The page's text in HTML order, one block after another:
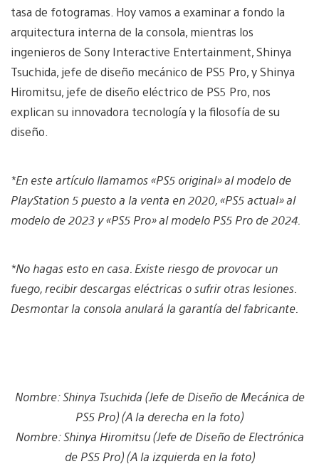
tasa de fotogramas. Hoy vamos a examinar a fondo la
arquitectura interna de la consola, mientras los
ingenieros de Sony Interactive Entertainment, Shinya
Tsuchida, jefe de diseño mecánico de PS5 Pro, y Shinya
Hiromitsu, jefe de diseño eléctrico de PS5 Pro, nos
explican su innovadora tecnología y la filosofía de su
diseño.
*En este artículo llamamos «PS5 original» al modelo de
PlayStation 5 puesto a la venta en 2020, «PS5 actual» al
modelo de 2023 y «PS5 Pro» al modelo PS5 Pro de 2024.
*No hagas esto en casa. Existe riesgo de provocar un
fuego, recibir descargas eléctricas o sufrir otras lesiones.
Desmontar la consola anulará la garantía del fabricante.
Nombre: Shinya Tsuchida (Jefe de Diseño de Mecánica de
PS5 Pro) (A la derecha en la foto)
Nombre: Shinya Hiromitsu (Jefe de Diseño de Electrónica
de PS5 Pro) (A la izquierda en la foto)